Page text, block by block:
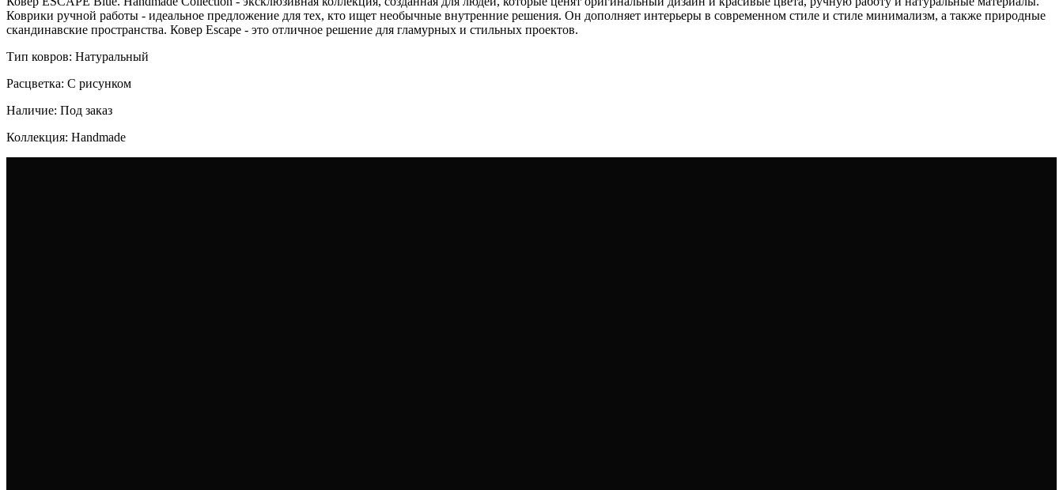
Коврики ручной работы - идеальное предложение для тех, кто ищет необычные внутренние решения. Он дополняет интерьеры в современном стиле и стиле минимализм, а также природные
скандинавские пространства. Ковер Escape - это отличное решение для гламурных и стильных проектов.
Тип ковров: Натуральный
Расцветка: С рисунком
Наличие: Под заказ
Коллекция: Handmade